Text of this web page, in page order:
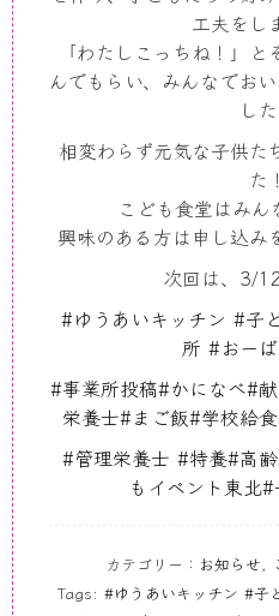
工夫をし
「わたしこっちね！」
んでもらい、みんなでお
した
相変わらず元気な子供た
た！
こども食堂はみん
興味のある方は申し込み
次回は、 3/
#ゆうあいキッチン #子
所 #おー
#事業所投稿#かになべ#
栄養士#まご飯#学校給食
#管理栄養士 #特養#高
もイベント東北#
カテゴリー： お知らせ,
Tags: #ゆうあいキッチン #子